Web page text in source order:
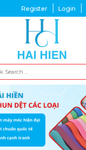
Register Login